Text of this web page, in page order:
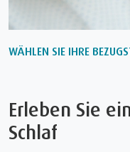
WÄHLEN SIE IHRE
Erleben Sie
Schlaf